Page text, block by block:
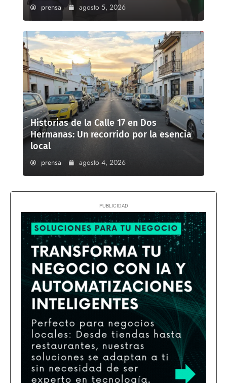
prensa agosto 5, 2026
Historias de la Calle 17 en Dos
Hermanas: Un recorrido por la esencia
local
prensa agosto 4, 2026